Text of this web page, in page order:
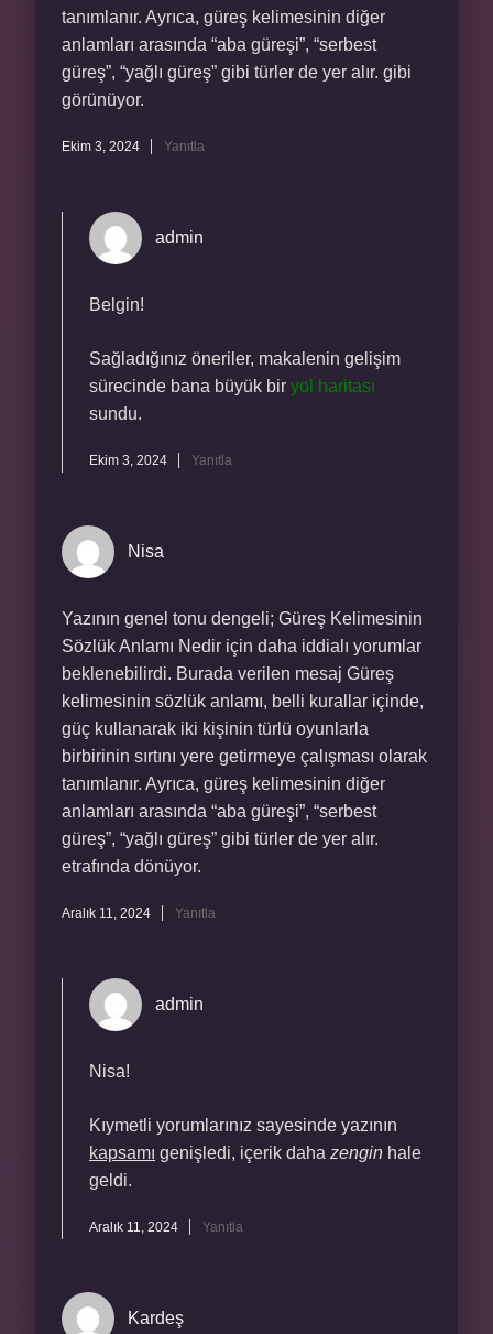
tanımlanır. Ayrıca, güreş kelimesinin diğer
anlamları arasında “aba güreşi”, “serbest
güreş”, “yağlı güreş” gibi türler de yer alır. gibi
görünüyor.
Ekim 3, 2024 Yanıtla
admin
Belgin!
Sağladığınız öneriler, makalenin gelişim
sürecinde bana büyük bir yol haritası
sundu.
Ekim 3, 2024 Yanıtla
Nisa
Yazının genel tonu dengeli; Güreş Kelimesinin
Sözlük Anlamı Nedir için daha iddialı yorumlar
beklenebilirdi. Burada verilen mesaj Güreş
kelimesinin sözlük anlamı, belli kurallar içinde,
güç kullanarak iki kişinin türlü oyunlarla
birbirinin sırtını yere getirmeye çalışması olarak
tanımlanır. Ayrıca, güreş kelimesinin diğer
anlamları arasında “aba güreşi”, “serbest
güreş”, “yağlı güreş” gibi türler de yer alır.
etrafında dönüyor.
Aralık 11, 2024 Yanıtla
admin
Nisa!
Kıymetli yorumlarınız sayesinde yazının
kapsamı genişledi, içerik daha zengin hale
geldi.
Aralık 11, 2024 Yanıtla
Kardeş